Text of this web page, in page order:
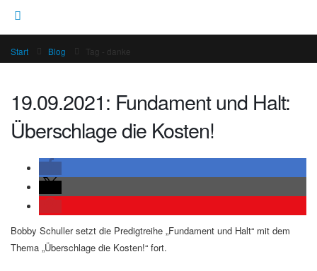
Start Blog Tag - danke
19.09.2021: Fundament und Halt:
Überschlage die Kosten!
Bobby Schuller setzt die Predigtreihe „Fundament und Halt“ mit dem
Thema „Überschlage die Kosten!“ fort.